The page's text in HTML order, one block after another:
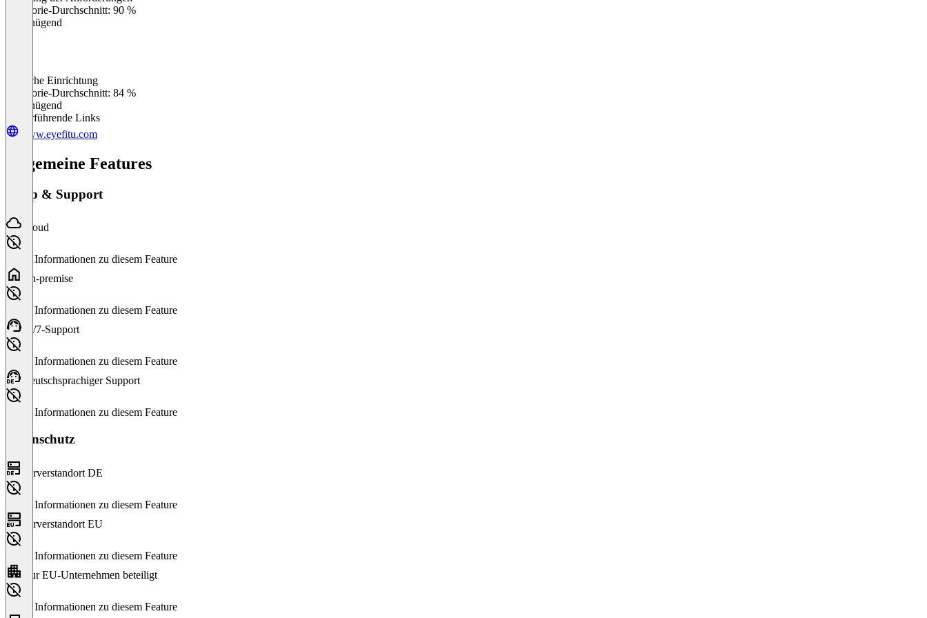
Kategorie-Durchschnitt: 90 %
Ungenügend
Einfache Einrichtung
Kategorie-Durchschnitt: 84 %
Ungenügend
Weiterführende Links
www.eyefitu.com
Allgemeine Features
Setup & Support
Cloud
Keine Informationen zu diesem Feature
On-premise
Keine Informationen zu diesem Feature
24/7-Support
Keine Informationen zu diesem Feature
Deutschsprachiger Support
Keine Informationen zu diesem Feature
Datenschutz
Serverstandort DE
Keine Informationen zu diesem Feature
Serverstandort EU
Keine Informationen zu diesem Feature
Nur EU-Unternehmen beteiligt
Keine Informationen zu diesem Feature